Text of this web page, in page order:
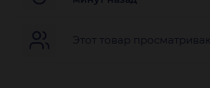
Этот товар